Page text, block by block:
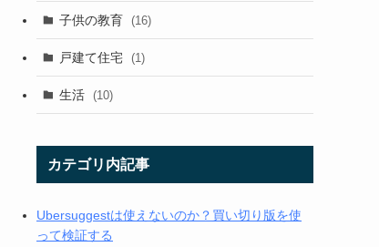
子供の教育 (16)
戸建て住宅 (1)
生活 (10)
カテゴリ内記事
Ubersuggestは使えないのか？買い切り版を使
って検証する